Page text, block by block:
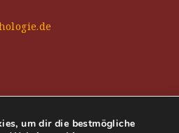
um dir die bestmögliche